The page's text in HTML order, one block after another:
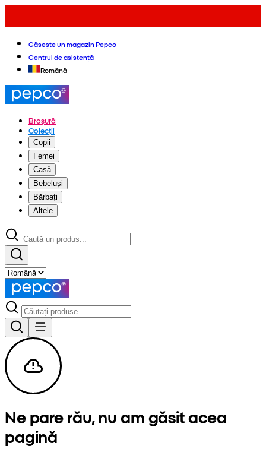
Găsește un magazin Pepco
Centrul de asistență
Română
Broșură
Colecții
Copii
Femei
Casă
Bebeluși
Bărbați
Altele
Ne pare rău, nu am găsit acea
pagină